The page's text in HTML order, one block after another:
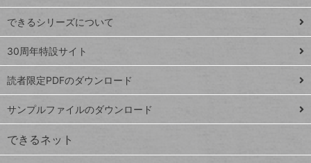
ド
Google
スプレ
ッドシ
ート
iPhone
VLOOKUP
ト
ッ
プ
ペ
ジ
連載
できるシリーズについて
30周年特設サイト
読者限定PDFのダウンロード
サンプルファイルのダウンロード
できるネット